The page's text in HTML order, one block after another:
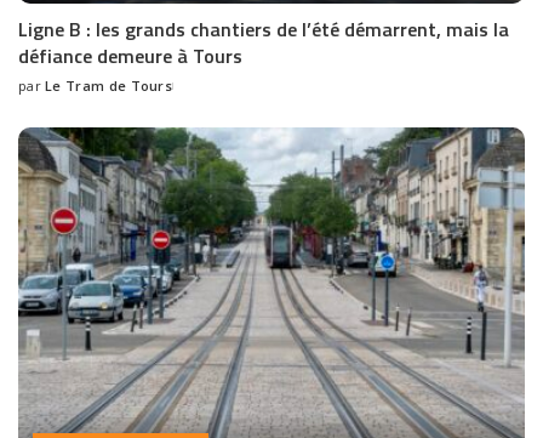
Ligne B : les grands chantiers de l’été démarrent, mais la
défiance demeure à Tours
par Le Tram de Tours